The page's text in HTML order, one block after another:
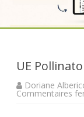
UE
Doriane
Commentaires